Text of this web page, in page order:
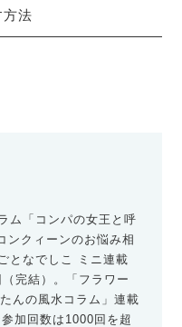
方法
ム「コンパの女王と呼
ンクィーンのお悩み相
となでしこ ミニ連載
完結）。「フラワー
んの風水コラム」連載
加回数は1000回を超